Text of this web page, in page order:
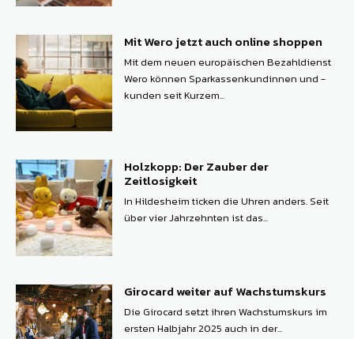
Mit Wero jetzt auch online shoppen
Mit dem neuen europäischen Bezahldienst
Wero können ­Sparkassenkundinnen und -
kunden seit Kurzem...
Holzkopp: Der Zauber der
Zeitlosigkeit
In Hildesheim ticken die Uhren anders. Seit
über vier Jahrzehnten ist das...
Girocard weiter auf Wachstumskurs
Die Girocard setzt ihren Wachstumskurs im
ersten Halbjahr 2025 auch in der...